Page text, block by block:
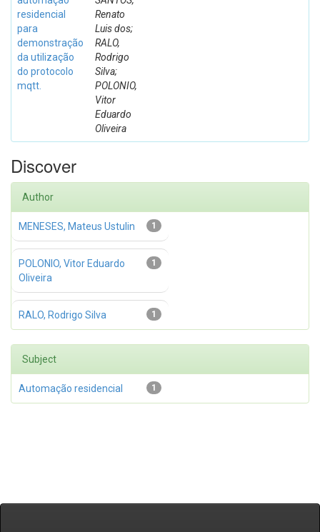
residencial
para
demonstração
da utilização
do protocolo
mqtt.
Renato
Luis dos;
RALO,
Rodrigo
Silva;
POLONIO,
Vitor
Eduardo
Oliveira
Discover
Author
1
MENESES, Mateus Ustulin
1
POLONIO, Vitor Eduardo
Oliveira
1
RALO, Rodrigo Silva
Subject
1
Automação residencial